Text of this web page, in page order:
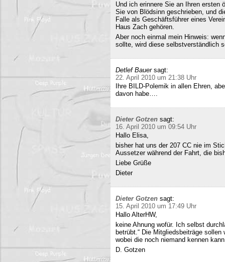
Und ich erinnere Sie an Ihren ersten
Sie von Blödsinn geschrieben, und
Falle als Geschäftsführer eines
Haus Zach gehören.
Aber noch einmal mein Hinweis:
sollte, wird diese selbstverständlich
Detlef Bauer sagt:
22. April 2010 um 21:38 Uhr
Ihre BILD-Polemik in allen Ehren,
davon habe….
Dieter Gotzen sagt:
16. April 2010 um 09:54 Uhr
Hallo Elisa,
bisher hat uns der 207 CC nie im
Aussetzer während der Fahrt, die
Liebe Grüße
Dieter
Dieter Gotzen sagt:
15. April 2010 um 17:49 Uhr
Hallo AlterHW,
keine Ahnung wofür. Ich selbst
betrübt.“ Die Mitgliedsbeiträge
wobei die noch niemand kennen
D. Gotzen